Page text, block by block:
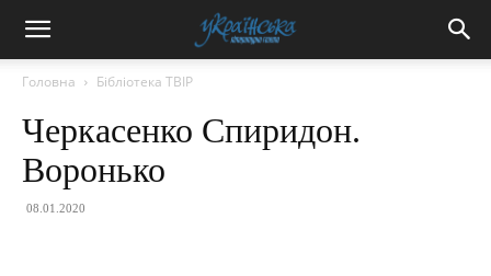
Головна Бібліотека ТВІР
Черкасенко Спиридон.
Воронько
08.01.2020